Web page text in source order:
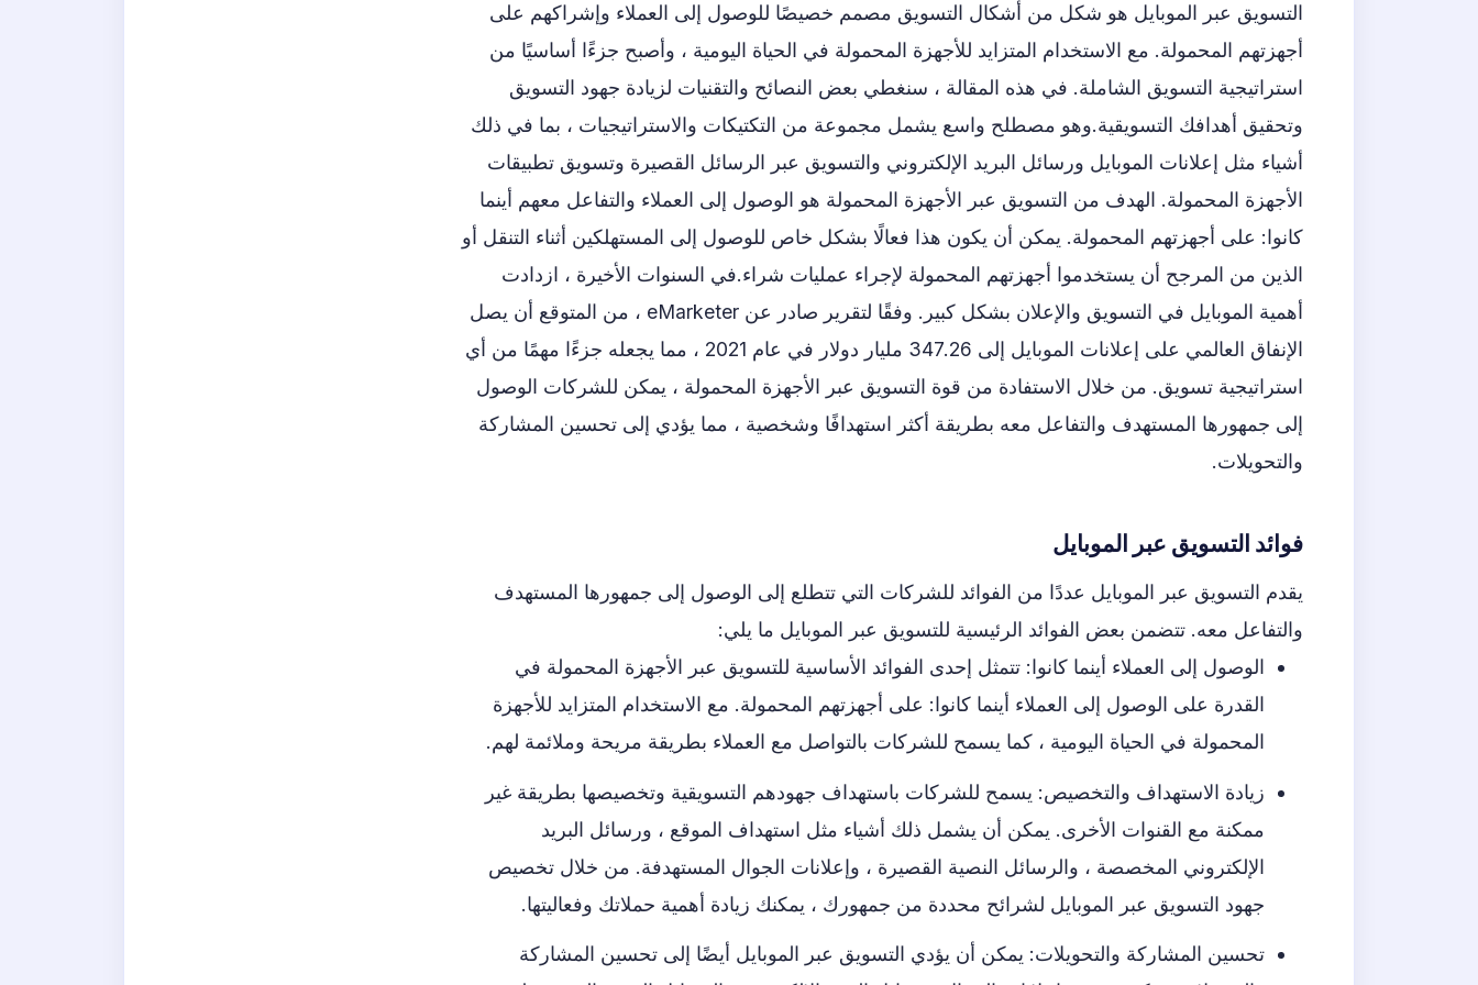
التسويق عبر الموبايل هو شكل من أشكال التسويق مصمم خصيصًا للوصول إلى العملاء وإشراكهم على
أجهزتهم المحمولة. مع الاستخدام المتزايد للأجهزة المحمولة في الحياة اليومية ، وأصبح جزءًا أساسيًا من
استراتيجية التسويق الشاملة. في هذه المقالة ، سنغطي بعض النصائح والتقنيات لزيادة جهود التسويق
وتحقيق أهدافك التسويقية.وهو مصطلح واسع يشمل مجموعة من التكتيكات والاستراتيجيات ، بما في ذلك
أشياء مثل إعلانات الموبايل ورسائل البريد الإلكتروني والتسويق عبر الرسائل القصيرة وتسويق تطبيقات
الأجهزة المحمولة. الهدف من التسويق عبر الأجهزة المحمولة هو الوصول إلى العملاء والتفاعل معهم أينما
كانوا: على أجهزتهم المحمولة. يمكن أن يكون هذا فعالًا بشكل خاص للوصول إلى المستهلكين أثناء التنقل أو
الذين من المرجح أن يستخدموا أجهزتهم المحمولة لإجراء عمليات شراء.في السنوات الأخيرة ، ازدادت
أهمية الموبايل في التسويق والإعلان بشكل كبير. وفقًا لتقرير صادر عن eMarketer ، من المتوقع أن يصل
الإنفاق العالمي على إعلانات الموبايل إلى 347.26 مليار دولار في عام 2021 ، مما يجعله جزءًا مهمًا من أي
استراتيجية تسويق. من خلال الاستفادة من قوة التسويق عبر الأجهزة المحمولة ، يمكن للشركات الوصول
إلى جمهورها المستهدف والتفاعل معه بطريقة أكثر استهدافًا وشخصية ، مما يؤدي إلى تحسين المشاركة
والتحويلات.
فوائد التسويق عبر الموبايل
يقدم التسويق عبر الموبايل عددًا من الفوائد للشركات التي تتطلع إلى الوصول إلى جمهورها المستهدف
والتفاعل معه. تتضمن بعض الفوائد الرئيسية للتسويق عبر الموبايل ما يلي:
الوصول إلى العملاء أينما كانوا: تتمثل إحدى الفوائد الأساسية للتسويق عبر الأجهزة المحمولة في
القدرة على الوصول إلى العملاء أينما كانوا: على أجهزتهم المحمولة. مع الاستخدام المتزايد للأجهزة
المحمولة في الحياة اليومية ، كما يسمح للشركات بالتواصل مع العملاء بطريقة مريحة وملائمة لهم.
زيادة الاستهداف والتخصيص: يسمح للشركات باستهداف جهودهم التسويقية وتخصيصها بطريقة غير
ممكنة مع القنوات الأخرى. يمكن أن يشمل ذلك أشياء مثل استهداف الموقع ، ورسائل البريد
الإلكتروني المخصصة ، والرسائل النصية القصيرة ، وإعلانات الجوال المستهدفة. من خلال تخصيص
جهود التسويق عبر الموبايل لشرائح محددة من جمهورك ، يمكنك زيادة أهمية حملاتك وفعاليتها.
تحسين المشاركة والتحويلات: يمكن أن يؤدي التسويق عبر الموبايل أيضًا إلى تحسين المشاركة